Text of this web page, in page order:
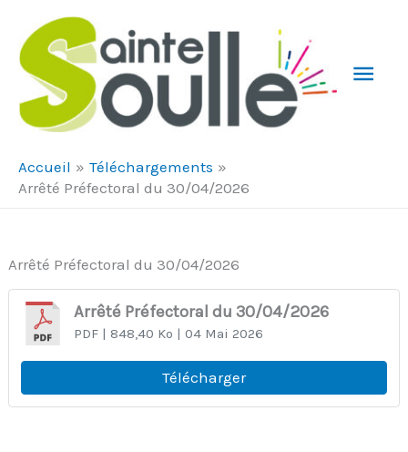
Accueil
Téléchargements
Arrêté Préfectoral du 30/04/2026
Arrêté Préfectoral du 30/04/2026
Arrêté Préfectoral du 30/04/2026
PDF| 848,40 Ko | 04 Mai 2026
Télécharger